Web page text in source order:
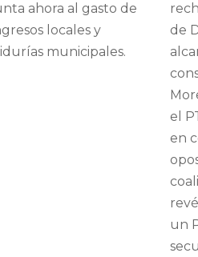
ahora al gasto de
locales y
municipales.
de
el
en
un